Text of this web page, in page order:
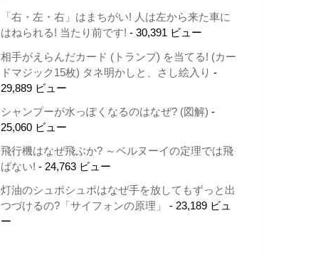
「右・左・右」はまちがい! 人は左から来た車に
はねられる! 当たり前です! - 30,391 ビュー
相手がえらんだカード (トランプ) を当てる! (カー
ドマジック15枚) タネ明かしと、さし絵入り -
29,889 ビュー
シャンプーが水っぽくなるのはなぜ? (図解) -
25,060 ビュー
飛行機はなぜ飛ぶか? ～ベルヌーイの定理では飛
ばない! - 24,763 ビュー
灯油のシュポシュポはなぜ手を放してもずっと出
つづけるの?「サイフォンの原理」
- 23,189 ビュ
ー